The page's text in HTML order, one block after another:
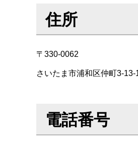
住所
〒330-0062
さいたま市浦和区仲町3-13-
電話番号